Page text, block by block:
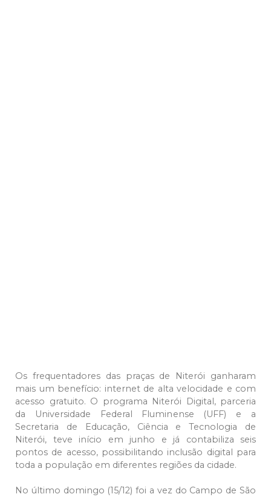
Os frequentadores das praças de Niterói ganharam
mais um benefício: internet de alta velocidade e com
acesso gratuito. O programa Niterói Digital, parceria
da Universidade Federal Fluminense (UFF) e a
Secretaria de Educação, Ciência e Tecnologia de
Niterói, teve início em junho e já contabiliza seis
pontos de acesso, possibilitando inclusão digital para
toda a população em diferentes regiões da cidade.
No último domingo (15/12) foi a vez do Campo de São